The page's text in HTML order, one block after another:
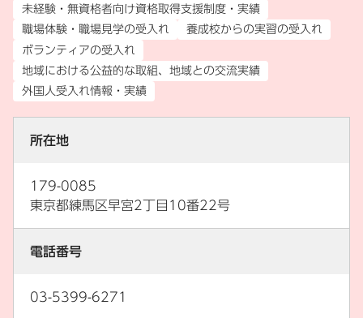
未経験・無資格者向け資格取得支援制度・実績
職場体験・職場見学の受入れ
養成校からの実習の受入れ
ボランティアの受入れ
地域における公益的な取組、地域との交流実績
外国人受入れ情報・実績
所在地
179-0085
東京都練馬区早宮2丁目10番22号
電話番号
03-5399-6271